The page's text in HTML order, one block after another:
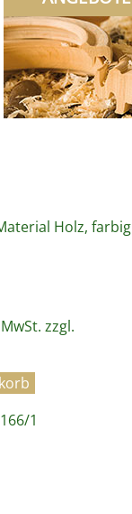
Holz, farbig
zzgl.
1